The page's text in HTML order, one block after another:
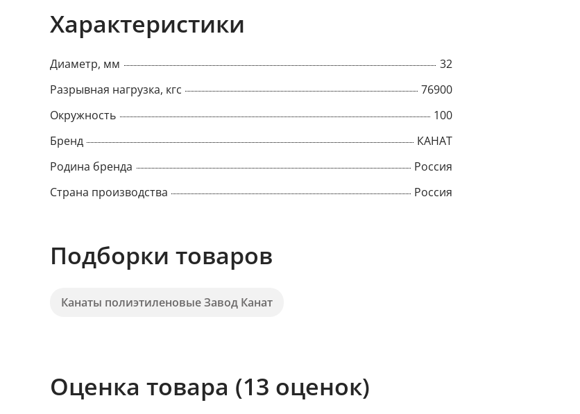
Характеристики
Диаметр, мм
32
Разрывная нагрузка, кгс
76900
Окружность
100
Бренд
КАНАТ
Родина бренда
Россия
Страна производства
Россия
Подборки товаров
Канаты полиэтиленовые Завод Канат
Оценка товара (13 оценок)